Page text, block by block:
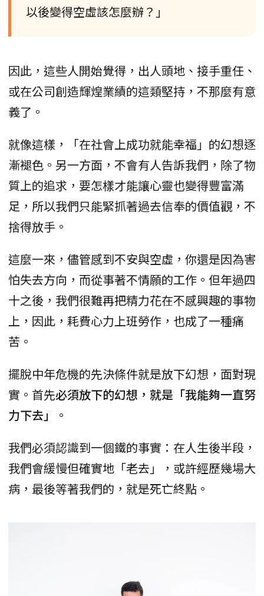
以後變得空虛該怎麼辦？」
因此，這些人開始覺得，出人頭地、接手重任、
或在公司創造輝煌業績的這類堅持，不那麼有意
義了。
就像這樣，「在社會上成功就能幸福」的幻想逐
漸褪色。另一方面，不會有人告訴我們，除了物
質上的追求，要怎樣才能讓心靈也變得豐富滿
足，所以我們只能緊抓著過去信奉的價值觀，不
捨得放手。
這麼一來，儘管感到不安與空虛，你還是因為害
怕失去方向，而從事著不情願的工作。但年過四
十之後，我們很難再把精力花在不感興趣的事物
上，因此，耗費心力上班勞作，也成了一種痛
苦。
擺脫中年危機的先決條件就是放下幻想，面對現
實。首先必須放下的幻想，就是「我能夠一直努
力下去」
。
我們必須認識到一個鐵的事實：在人生後半段，
我們會緩慢但確實地「老去」，或許經歷幾場大
病，最後等著我們的，就是死亡終點。